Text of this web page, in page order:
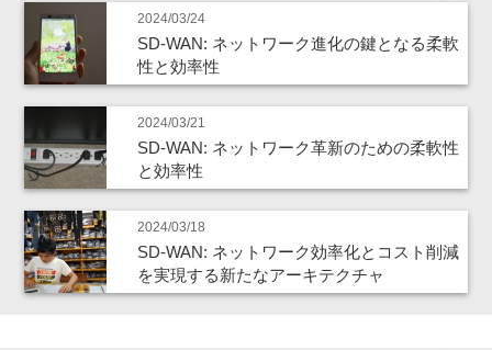
2024/03/24
SD-WAN: ネットワーク進化の鍵となる柔軟
性と効率性
2024/03/21
SD-WAN: ネットワーク革新のための柔軟性
と効率性
2024/03/18
SD-WAN: ネットワーク効率化とコスト削減
を実現する新たなアーキテクチャ